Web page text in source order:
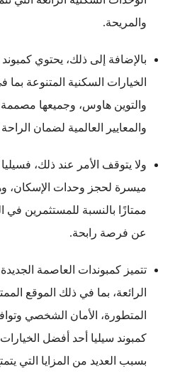
والمريحة.
بالإضافة إلى ذلك، يحتوي
الخيارات السكنية المتنوعة
والتوين هاوس، وجميعها مصممة
والمعايير العالمية لضمان
ولا يتوقف الأمر عند ذلك،
ميسرة لحجز وحدات الإسكان،
ممتازًا بالنسبة للمستثمرين في
عن فرصة رابحة.
تتميز كمبوندات العاصمة
الرائعة، بما في ذلك الموقع
المتطورة، الأمان الشخصي
كمبوند سيليا أحد أفضل
بسبب العديد من المزايا التي